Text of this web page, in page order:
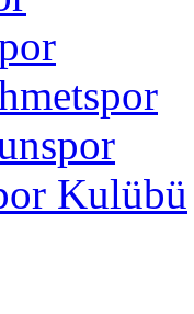
Kulübü